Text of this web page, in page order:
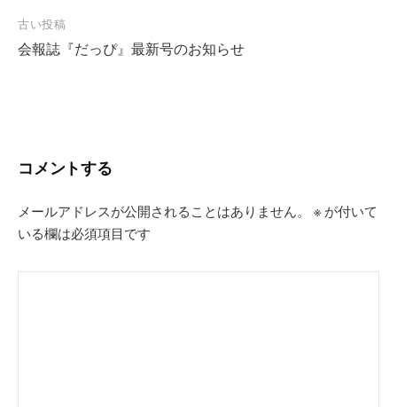
投
稿
ー
ョ
ン
古い投稿
会報誌『だっぴ』最新号のお知らせ
コメントする
メールアドレスが公開されることはありません。 ※ が付いて
いる欄は必須項目です